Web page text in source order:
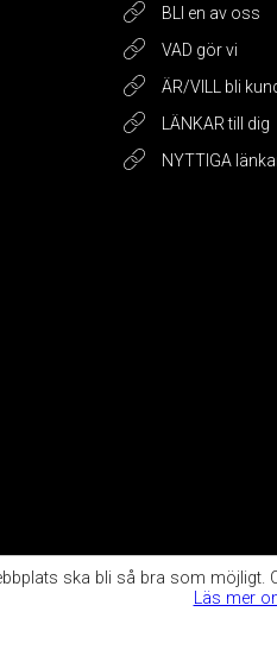
BLI en av oss
VAD gör vi
ÄR/VILL bli
LÄNKAR till dig
NYTTIGA
ska bli så bra som
Läs mer